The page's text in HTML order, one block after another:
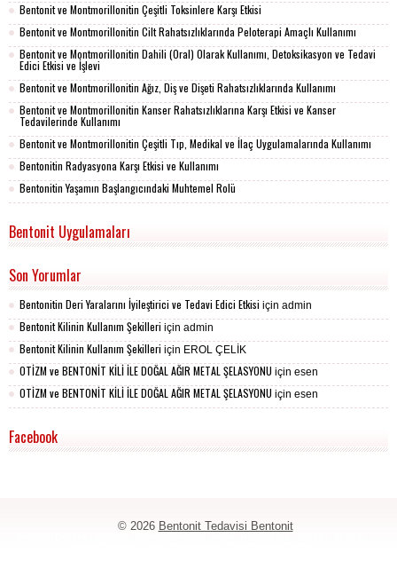
Bentonit ve Montmorillonitin Çeşitli Toksinlere Karşı Etkisi
Bentonit ve Montmorillonitin Cilt Rahatsızlıklarında Peloterapi Amaçlı Kullanımı
Bentonit ve Montmorillonitin Dahili (Oral) Olarak Kullanımı, Detoksikasyon ve Tedavi
Edici Etkisi ve İşlevi
Bentonit ve Montmorillonitin Ağız, Diş ve Dişeti Rahatsızlıklarında Kullanımı
Bentonit ve Montmorillonitin Kanser Rahatsızlıklarına Karşı Etkisi ve Kanser
Tedavilerinde Kullanımı
Bentonit ve Montmorillonitin Çeşitli Tıp, Medikal ve İlaç Uygulamalarında Kullanımı
Bentonitin Radyasyona Karşı Etkisi ve Kullanımı
Bentonitin Yaşamın Başlangıcındaki Muhtemel Rolü
Bentonit Uygulamaları
Son Yorumlar
Bentonitin Deri Yaralarını İyileştirici ve Tedavi Edici Etkisi için admin
Bentonit Kilinin Kullanım Şekilleri için admin
Bentonit Kilinin Kullanım Şekilleri için EROL ÇELİK
OTİZM ve BENTONİT KİLİ İLE DOĞAL AĞIR METAL ŞELASYONU için esen
OTİZM ve BENTONİT KİLİ İLE DOĞAL AĞIR METAL ŞELASYONU için esen
Facebook
© 2026 Bentonit Tedavisi Bentonit